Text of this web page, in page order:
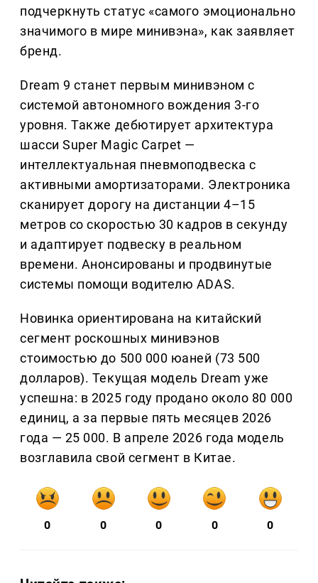
подчеркнуть статус «самого эмоционально
значимого в мире минивэна», как заявляет
бренд.
Dream 9 станет первым минивэном с
системой автономного вождения 3-го
уровня. Также дебютирует архитектура
шасси Super Magic Carpet —
интеллектуальная пневмоподвеска с
активными амортизаторами. Электроника
сканирует дорогу на дистанции 4–15
метров со скоростью 30 кадров в секунду
и адаптирует подвеску в реальном
времени. Анонсированы и продвинутые
системы помощи водителю ADAS.
Новинка ориентирована на китайский
сегмент роскошных минивэнов
стоимостью до 500 000 юаней (73 500
долларов). Текущая модель Dream уже
успешна: в 2025 году продано около 80 000
единиц, а за первые пять месяцев 2026
года — 25 000. В апреле 2026 года модель
возглавила свой сегмент в Китае.
0 0 0 0 0